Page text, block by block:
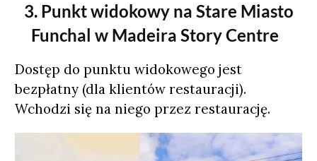
3. Punkt widokowy na Stare Miasto
Funchal w Madeira Story Centre
Dostęp do punktu widokowego jest
bezpłatny (dla klientów restauracji).
Wchodzi się na niego przez restaurację.